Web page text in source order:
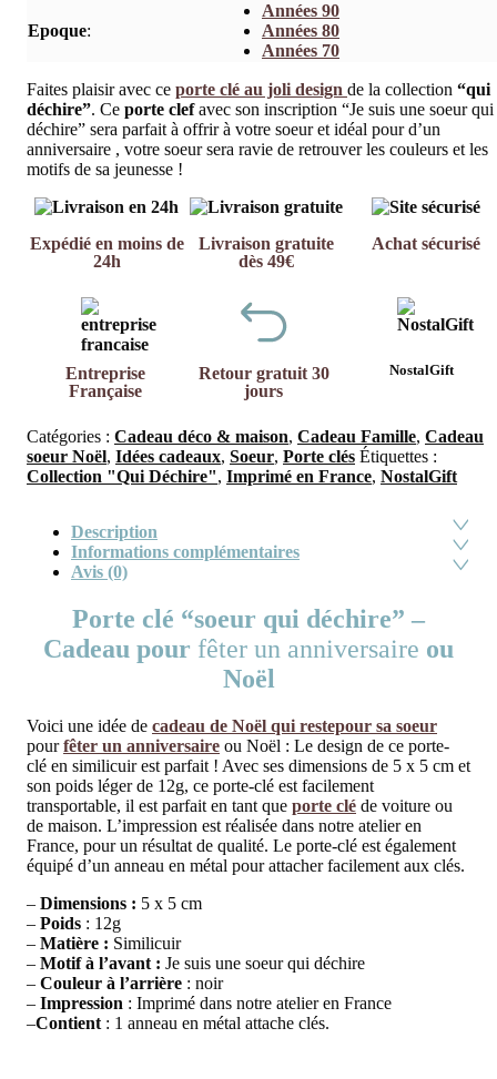
Faites plaisir avec ce porte clé au joli design de la collection “qui
déchire”. Ce porte clefavec son inscription “Je suis une soeur qui
déchire” sera parfait à offrir à votre soeur et idéal pour d’un
anniversaire , votre soeur sera ravie de retrouver les couleurs et les
motifs de sa jeunesse !
Epoque:
Années 90
Années 80
Années 70
Expédié en moins de
24h
Livraison gratuite
dès 49€
Achat sécurisé
Entreprise
Française
Retour gratuit 30
jours
NostalGift
Catégories : Cadeau déco & maison, Cadeau Famille, Cadeau
soeur Noël, Idées cadeaux, Soeur, Porte clés Étiquettes :
Collection "Qui Déchire", Imprimé en France, NostalGift
Description
Informations complémentaires
Avis (0)
Porte clé “soeur qui déchire” –
Cadeau pour fêter un anniversaire ou
Noël
Voici une idée de cadeau de Noël qui restepour sa soeur
pourfêter un anniversaire ou Noël : Le design de ce porte-
clé en similicuir est parfait ! Avec ses dimensions de 5 x 5 cm et
son poids léger de 12g, ce porte-clé est facilement
transportable, il est parfait en tant que porte clé de voiture ou
de maison. L’impression est réalisée dans notre atelier en
France, pour un résultat de qualité. Le porte-clé est également
équipé d’un anneau en métal pour attacher facilement aux clés.
– Dimensions : 5 x 5 cm
– Poids : 12g
– Matière : Similicuir
– Motif à l’avant : Je suis une soeur qui déchire
– Couleur à l’arrière : noir
– Impression : Imprimé dans notre atelier en France
–Contient : 1 anneau en métal attache clés.